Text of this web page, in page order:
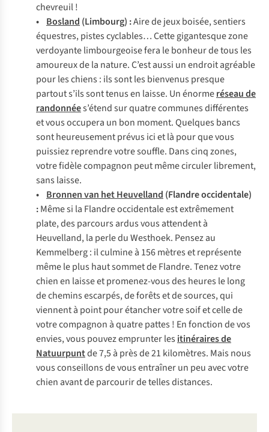
chevreuil !
• Bosland (Limbourg) :Aire de jeux boisée, sentiers
équestres, pistes cyclables… Cette gigantesque zone
verdoyante limbourgeoise fera le bonheur de tous les
amoureux de la nature. C’est aussi un endroit agréable
pour les chiens : ils sont les bienvenus presque
partout s’ils sont tenus en laisse. Un énormeréseau de
randonnées’étend sur quatre communes différentes
et vous occupera un bon moment. Quelques bancs
sont heureusement prévus ici et là pour que vous
puissiez reprendre votre souffle. Dans cinq zones,
votre fidèle compagnon peut même circuler librement,
sans laisse.
• Bronnen van het Heuvelland (Flandre occidentale)
:Même si la Flandre occidentale est extrêmement
plate, des parcours ardus vous attendent à
Heuvelland, la perle du Westhoek. Pensez au
Kemmelberg : il culmine à 156 mètres et représente
même le plus haut sommet de Flandre. Tenez votre
chien en laisse et promenez-vous des heures le long
de chemins escarpés, de forêts et de sources, qui
viennent à point pour étancher votre soif et celle de
votre compagnon à quatre pattes ! En fonction de vos
envies, vous pouvez emprunter les itinéraires de
Natuurpuntde 7,5 à près de 21 kilomètres. Mais nous
vous conseillons de vous entraîner un peu avec votre
chien avant de parcourir de telles distances.